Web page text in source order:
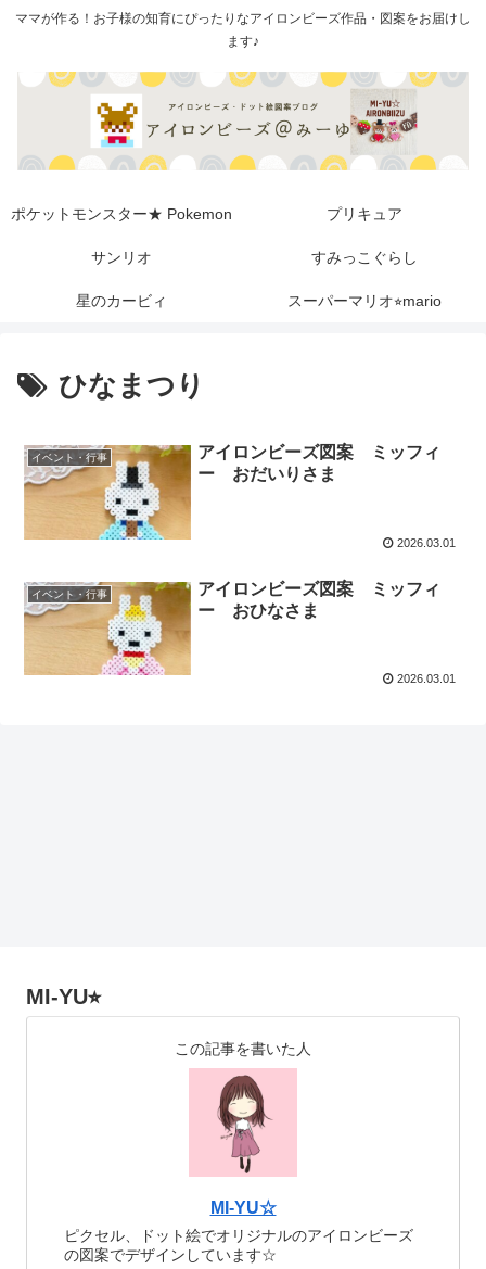
ママが作る！お子様の知育にぴったりなアイロンビーズ作品・図案をお届けし
ます♪
ポケットモンスター★ Pokemon プリキュア
サンリオ すみっこぐらし
星のカービィ スーパーマリオ⭐︎mario
ひなまつり
イベント・行事
アイロンビーズ図案 ミッフィ
ー おだいりさま
2026.03.01
イベント・行事
アイロンビーズ図案 ミッフィ
ー おひなさま
2026.03.01
MI-YU⭐︎
この記事を書いた人
MI-YU☆
ピクセル、ドット絵でオリジナルのアイロンビーズ
の図案でデザインしています☆